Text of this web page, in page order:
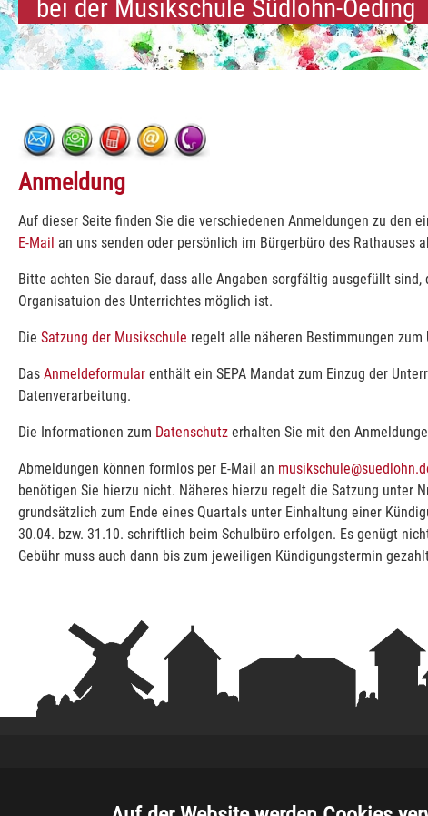
bei der Musikschule Südlohn-Oeding
Anmeldung
Auf dieser Seite finden Sie die verschiedenen Anmeldungen zu den
E-Mail an uns senden oder persönlich im Bürgerbüro des Rathauses
Bitte achten Sie darauf, dass alle Angaben sorgfältig ausgefüllt
Organisatuion des Unterrichtes möglich ist.
Die Satzung der Musikschule regelt alle näheren Bestimmungen
Das Anmeldeformular enthält ein SEPA Mandat zum Einzug der
Datenverarbeitung.
Die Informationen zum Datenschutz erhalten Sie mit den
Abmeldungen können formlos per E-Mail an
benötigen Sie hierzu nicht. Näheres hierzu regelt die Satzung unter
grundsätzlich zum Ende eines Quartals unter Einhaltung einer
30.04. bzw. 31.10. schriftlich beim Schulbüro erfolgen. Es genügt
Gebühr muss auch dann bis zum jeweiligen Kündigungstermin